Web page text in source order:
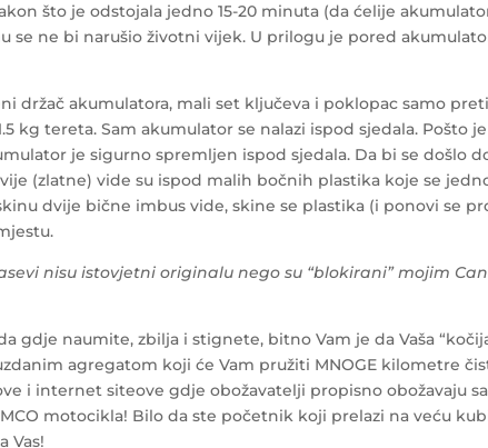
što je odstojala jedno 15-20 minuta (da ćelije
ne bi narušio životni vijek. U prilogu je pored
držač akumulatora, mali set ključeva i poklopac samo
kg tereta. Sam akumulator se nalazi ispod sjedala. Pošto
je sigurno spremljen ispod sjedala. Da bi se došlo
(zlatne) vide su ispod malih bočnih plastika koje se
dvije bične imbus vide, skine se plastika (i ponovi se
nisu istovjetni originalu nego su “blokirani” mojim
gdje naumite, zbilja i stignete, bitno Vam je da Vaša
agregatom koji će Vam pružiti MNOGE kilometre
i internet siteove gdje obožavatelji propisno obožavaju
motocikla! Bilo da ste početnik koji prelazi na veću
Vas!